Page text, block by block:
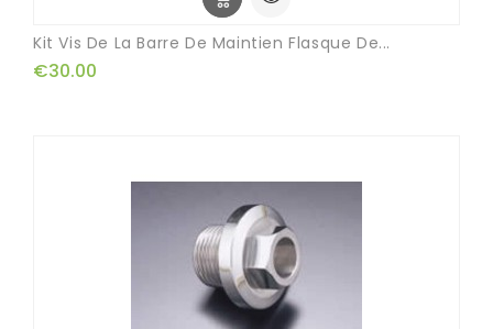
Kit Vis De La Barre De Maintien Flasque De...
€30.00